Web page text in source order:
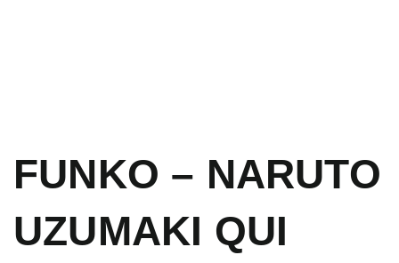
FUNKO – NARUTO
UZUMAKI QUI